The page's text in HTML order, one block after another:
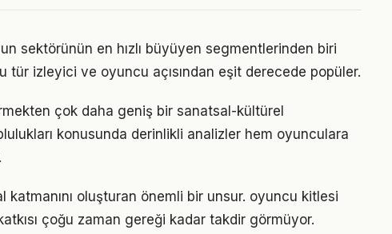
sektörünün en hızlı büyüyen segmentlerinden biri
tür izleyici ve oyuncu açısından eşit derecede popüler.
çok daha geniş bir sanatsal-kültürel
konusunda derinlikli analizler hem oyunculara
oluşturan önemli bir unsur. oyuncu kitlesi
çoğu zaman gereği kadar takdir görmüyor.